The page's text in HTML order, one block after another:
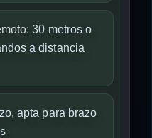
30 metros o
a distancia
apta para brazo